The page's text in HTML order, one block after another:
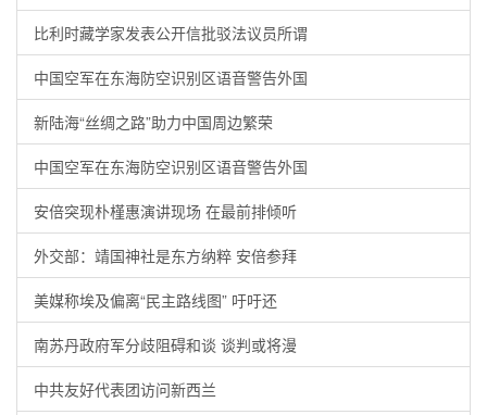
比利时藏学家发表公开信批驳法议员所谓
中国空军在东海防空识别区语音警告外国
新陆海“丝绸之路”助力中国周边繁荣
中国空军在东海防空识别区语音警告外国
安倍突现朴槿惠演讲现场 在最前排倾听
外交部：靖国神社是东方纳粹 安倍参拜
美媒称埃及偏离“民主路线图” 吁吁还
南苏丹政府军分歧阻碍和谈 谈判或将漫
中共友好代表团访问新西兰